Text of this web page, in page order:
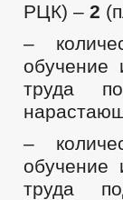
РЦК) – 2
–
обучение
труда
–
обучение
труда